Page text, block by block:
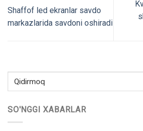
Shaffof led ekranlar savdo
markazlarida savdoni oshiradi
SO'NGGI XABARLAR